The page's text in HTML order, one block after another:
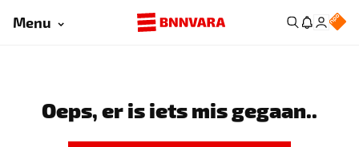
Menu
Oeps, er is iets mis gegaan..